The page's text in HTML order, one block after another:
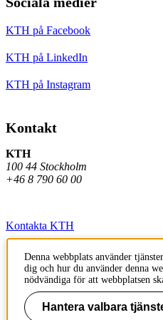
KTH på Facebook
KTH på LinkedIn
KTH på Instagram
Kontakt
KTH
100 44 Stockholm
+46 8 790 60 00
Kontakta KTH
Jobba på KTH
Press och media
Faktura och betalning KTH
Denna webbplats använder
dig och hur du använder denna
nödvändiga för att webbplatsen
Hantera valbara